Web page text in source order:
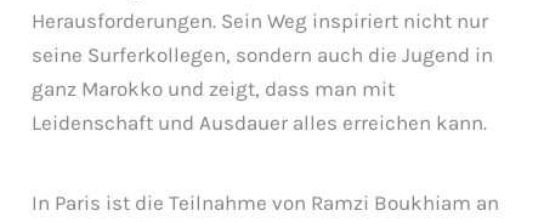
Herausforderungen. Sein Weg inspiriert nicht nur
seine Surferkollegen, sondern auch die Jugend in
ganz Marokko und zeigt, dass man mit
Leidenschaft und Ausdauer alles erreichen kann.
In Paris ist die Teilnahme von Ramzi Boukhiam an